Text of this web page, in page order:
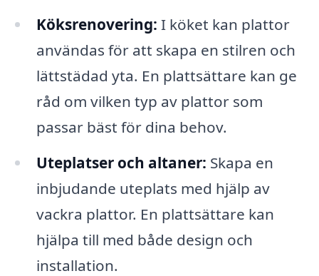
Köksrenovering: I köket kan plattor
användas för att skapa en stilren och
lättstädad yta. En plattsättare kan ge
råd om vilken typ av plattor som
passar bäst för dina behov.
Uteplatser och altaner: Skapa en
inbjudande uteplats med hjälp av
vackra plattor. En plattsättare kan
hjälpa till med både design och
installation.